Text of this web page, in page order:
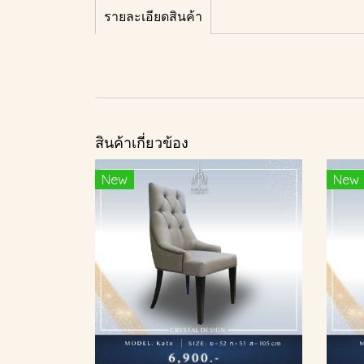
รายละเอียดสินค้า
สินค้าเกี่ยวข้อง
New New